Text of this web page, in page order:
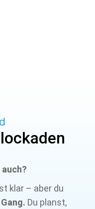
klar – aber du
Du planst,